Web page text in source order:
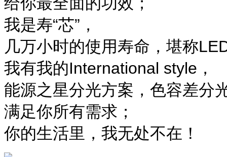
我是寿“芯”，
几万小时的使用寿命，堪称
我有我的International style，
能源之星分光方案，色容差分
满足你所有需求；
你的生活里，我无处不在！